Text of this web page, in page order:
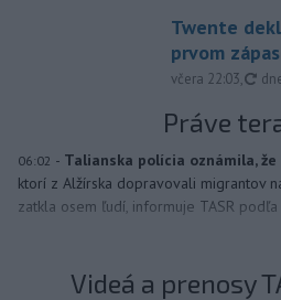
Twente
prvom
včera 22:03,
Práve
06:02 - Talianska polícia oznámila,
ktorí z Alžírska dopravovali migrantov
zatkla osem ľudí, informuje TASR podľa
Videá a prenosy